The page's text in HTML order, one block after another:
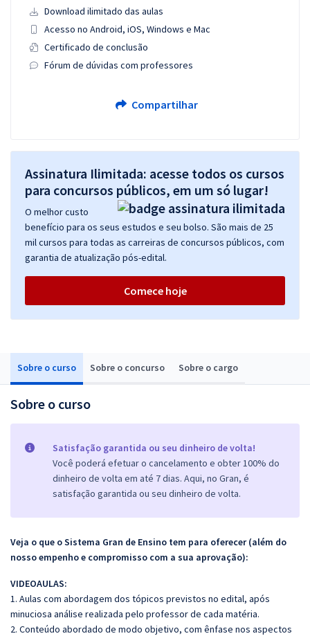
Sobre o curso Sobre o concurso Sobre o cargo
Sobre o curso
Satisfação garantida ou seu dinheiro de volta!
Você poderá efetuar o cancelamento e obter 100% do
dinheiro de volta em até 7 dias. Aqui, no Gran, é
satisfação garantida ou seu dinheiro de volta.
Veja o que o Sistema Gran de Ensino tem para oferecer (além do
nosso empenho e compromisso com a sua aprovação):
VIDEOAULAS:
1. Aulas com abordagem dos tópicos previstos no edital, após
minuciosa análise realizada pelo professor de cada matéria.
2. Conteúdo abordado de modo objetivo, com ênfase nos aspectos
Download ilimitado das aulas
Acesso no Android, iOS, Windows e Mac
Certificado de conclusão
Fórum de dúvidas com professores
Compartilhar
Assinatura Ilimitada: acesse todos os cursos
para concursos públicos, em um só lugar!
O melhor custo
benefício para os seus estudos e seu bolso. São mais de 25
mil cursos para todas as carreiras de concursos públicos, com
garantia de atualização pós-edital.
Comece hoje